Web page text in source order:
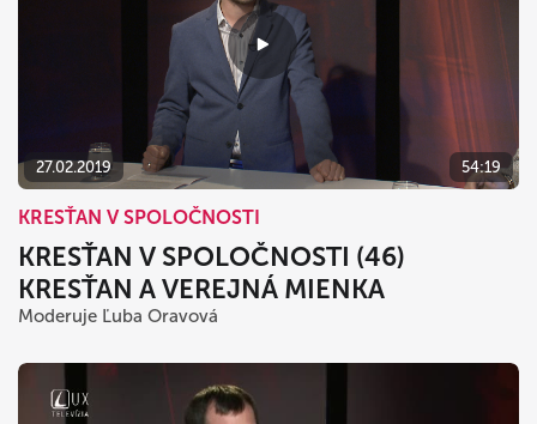
27.02.2019 54:19
KRESŤAN V SPOLOČNOSTI
KRESŤAN V SPOLOČNOSTI (46)
KRESŤAN A VEREJNÁ MIENKA
Moderuje Ľuba Oravová